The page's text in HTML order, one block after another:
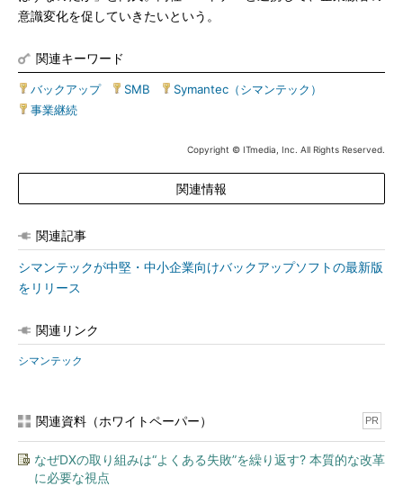
意識変化を促していきたいという。
関連キーワード
バックアップ| SMB Symantec（シマンテック）
事業継続
Copyright © ITmedia, Inc. All Rights Reserved.
関連情報
関連記事
シマンテックが中堅・中小企業向けバックアップソフトの最新版
をリリース
関連リンク
シマンテック
関連資料（ホワイトペーパー） PR
なぜDXの取り組みは“よくある失敗”を繰り返す? 本質的な改革
に必要な視点